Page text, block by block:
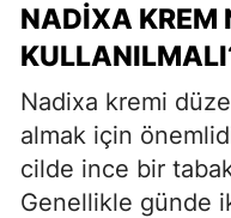
NADIXA KREM
Nadixa kremi
almak için
cilde ince bir
Genellikle günde